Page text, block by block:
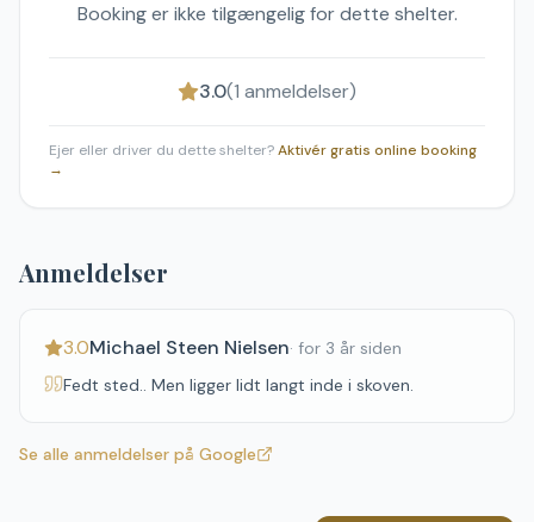
Booking er ikke tilgængelig for dette shelter.
3.0(1 anmeldelser)
Ejer eller driver du dette shelter?Aktivér gratis online booking
→
Anmeldelser
3.0Michael Steen Nielsen· for 3 år siden
Fedt sted.. Men ligger lidt langt inde i skoven.
Se alle anmeldelser på Google